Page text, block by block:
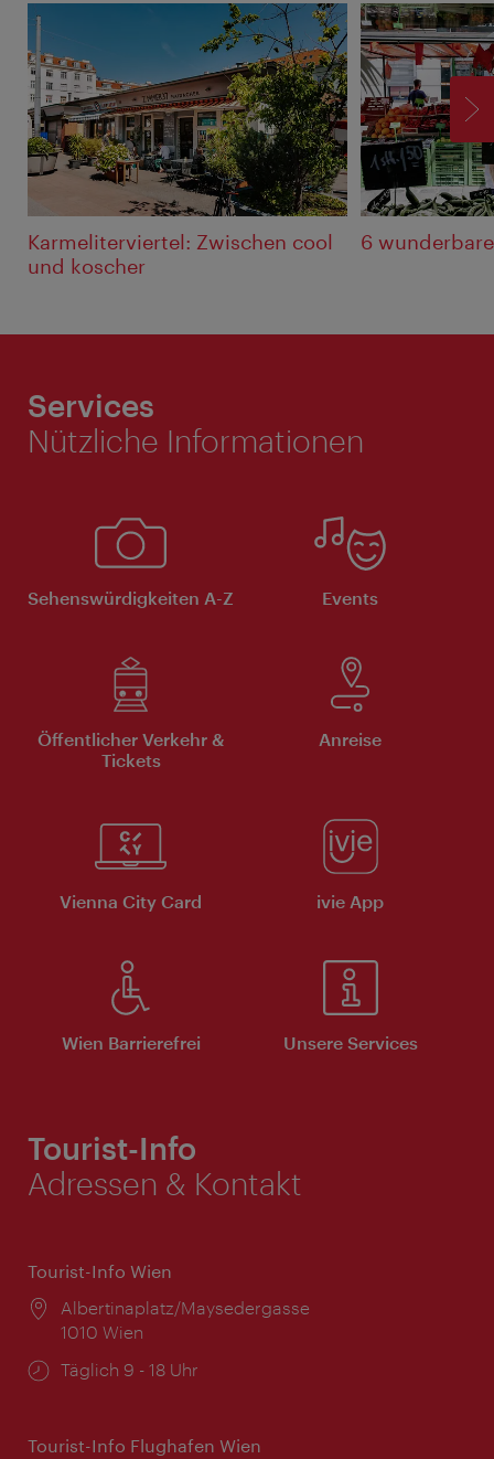
Karmeliterviertel: Zwischen cool
und koscher
6
Services
Nützliche Informationen
Sehenswürdigkeiten A-Z Events
Öffentlicher Verkehr &
Tickets
Anreise
Vienna City Card ivie App
Wien Barrierefrei Unsere Services
Tourist-Info
Adressen & Kontakt
Tourist-Info Wien
Ort:
Albertinaplatz/Maysedergasse
1010 Wien
Öffnungszeiten:
Täglich 9 - 18 Uhr
Tourist-Info Flughafen Wien